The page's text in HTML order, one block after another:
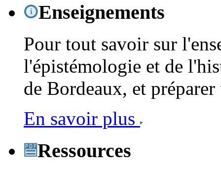
Enseignements
Pour tout savoir sur
l'épistémologie et de
de Bordeaux, et
En savoir plus
Ressources